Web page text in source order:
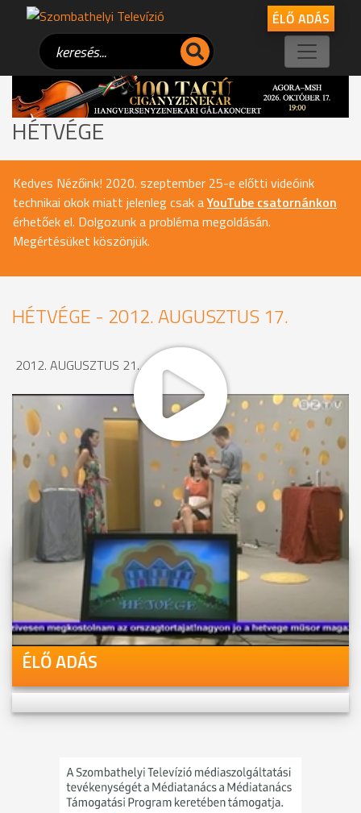
ÉLŐ ADÁS
HÉTVÉGE
Kedves Nézőink! 2020. szeptember 25-e előtti videóink
technikai okok miatt jelenleg csak aYouTube csatornánkon
érhetőek el. Dolgozunk a probléma megoldásán.
Megértésüket köszönjük.
HÉTVÉGE - 2012. AUGUSZTUS 17.
2012. AUGUSZTUS 21., 16:26
MEGOSZTÁS
Videóink megtekinthetőek
Youtube-csatornánkon is!
ÉLŐ ADÁS